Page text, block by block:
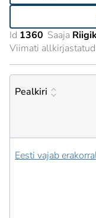
Id 1360 Saaja
Viimati allkirjastatud
Pealkiri
Eesti vajab